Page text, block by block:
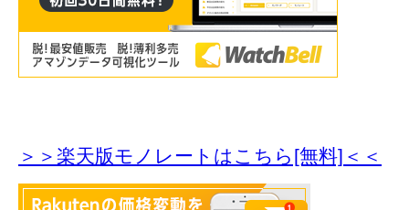
＞＞楽天版モノレートはこちら[無料]＜＜